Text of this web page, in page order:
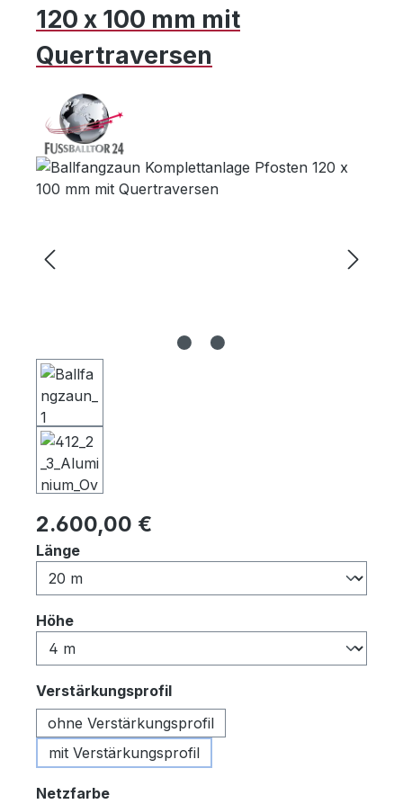
120 x 100 mm mit
Quertraversen
Bildergalerie überspringen
Regulärer Preis:
2.600,00 €
Längeauswählen
Höheauswählen
Verstärkungsprofilauswählen
ohne Verstärkungsprofil
mit Verstärkungsprofil
Netzfarbeauswählen